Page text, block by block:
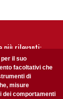
più rilevanti:
il suo
facoltativi che
di
misure
dei comportamenti